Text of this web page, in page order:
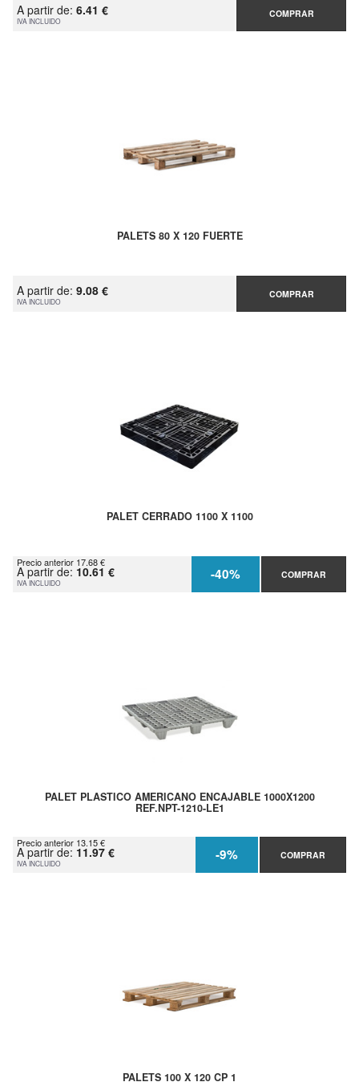
A partir de: 6.41 €
IVA INCLUIDO
COMPRAR
PALETS 80 X 120 FUERTE
A partir de: 9.08 €
IVA INCLUIDO
COMPRAR
PALET CERRADO 1100 X 1100
Precio anterior 17.68 €
A partir de: 10.61 €
IVA INCLUIDO -40% COMPRAR
PALET PLASTICO AMERICANO ENCAJABLE 1000X1200
REF.NPT-1210-LE1
Precio anterior 13.15 €
A partir de: 11.97 €
IVA INCLUIDO -9% COMPRAR
PALETS 100 X 120 CP 1